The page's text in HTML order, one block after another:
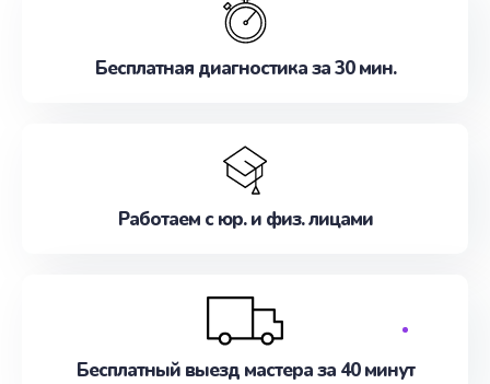
Бесплатная диагностика за 30 мин.
Работаем с юр. и физ. лицами
Бесплатный выезд мастера за 40 минут